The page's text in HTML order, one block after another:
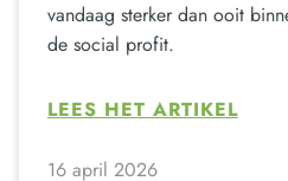
vandaag sterker dan ooit
de social profit.
LEES HET ARTIKEL
16 april 2026